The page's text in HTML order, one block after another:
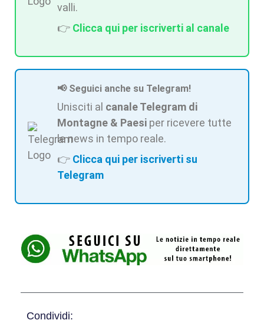
valli.
👉 Clicca qui per iscriverti al canale
📢 Seguici anche su Telegram!
Unisciti al canale Telegram di
Montagne & Paesi per ricevere tutte
le news in tempo reale.
👉 Clicca qui per iscriverti su
Telegram
Condividi: